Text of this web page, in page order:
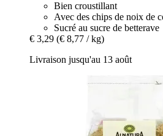
Bien croustillant
Avec des chips de noix de
Sucré au sucre de betterave
€ 3,29 (€ 8,77 / kg)
Livraison jusqu'au 13 août